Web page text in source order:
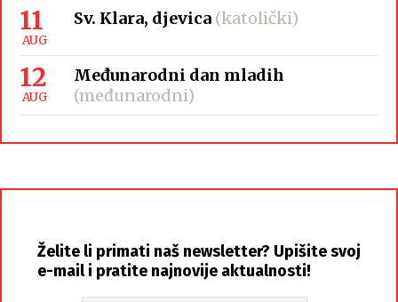
11
AUG
Sv. Klara, djevica (katolički)
12
AUG
Međunarodni dan mladih
(međunarodni)
Želite li primati naš newsletter? Upišite svoj
e-mail i pratite najnovije aktualnosti!